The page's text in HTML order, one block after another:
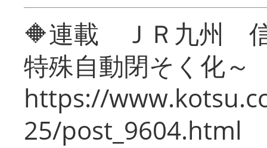
🔶連載 ＪＲ九州 信
特殊自動閉そく化～
https://
25/post_9604.html